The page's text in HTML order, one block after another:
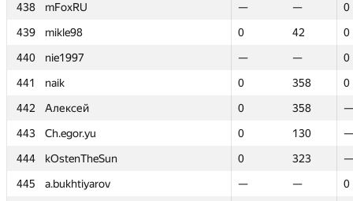
438
mFoxRU — —
0
439
mikle98 0 42
0
440
nie1997 — —
0
441
naik 0 358
0
442
Алексей 0 358
—
443
Ch.egor.yu 0 130
—
444
kOstenTheSun 0 323
—
445
a.bukhtiyarov — —
0
438
mFoxRU — —
0
439
mikle98 0 42
0
440
nie1997 — —
0
441
naik 0 358
0
442
Алексей 0 358
—
443
Ch.egor.yu 0 130
—
444
kOstenTheSun 0 323
—
445
a.bukhtiyarov — —
0